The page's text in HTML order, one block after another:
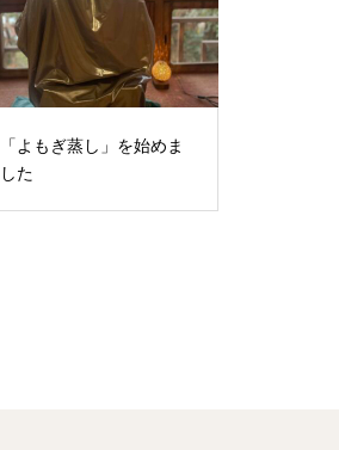
「よもぎ蒸し」を始めま
した